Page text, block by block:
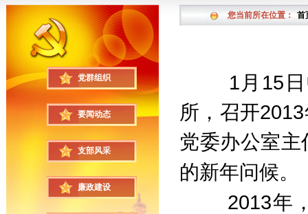
党群组织
要闻动态
支部风采
廉政建设
您当前所在位置： 首
1 月 15
所，召开2013
党委办公室
的新年问候。
2013年